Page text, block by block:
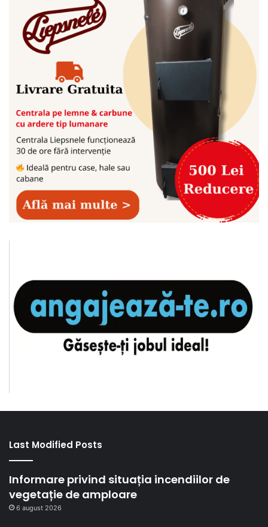
Last Modified Posts
Informare privind situația incendiilor de
vegetație de amploare
6 august 2026